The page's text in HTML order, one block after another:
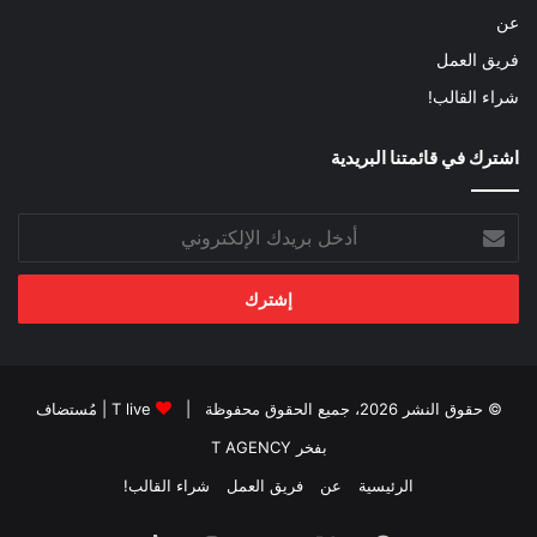
عن
فريق العمل
شراء القالب!
اشترك في قائمتنا البريدية
بريدك
الإلكتروني
© حقوق النشر 2026، جميع الحقوق محفوظة | T live | مُستضاف
بفخر T AGENCY
الرئيسية
عن فريق العمل شراء القالب!